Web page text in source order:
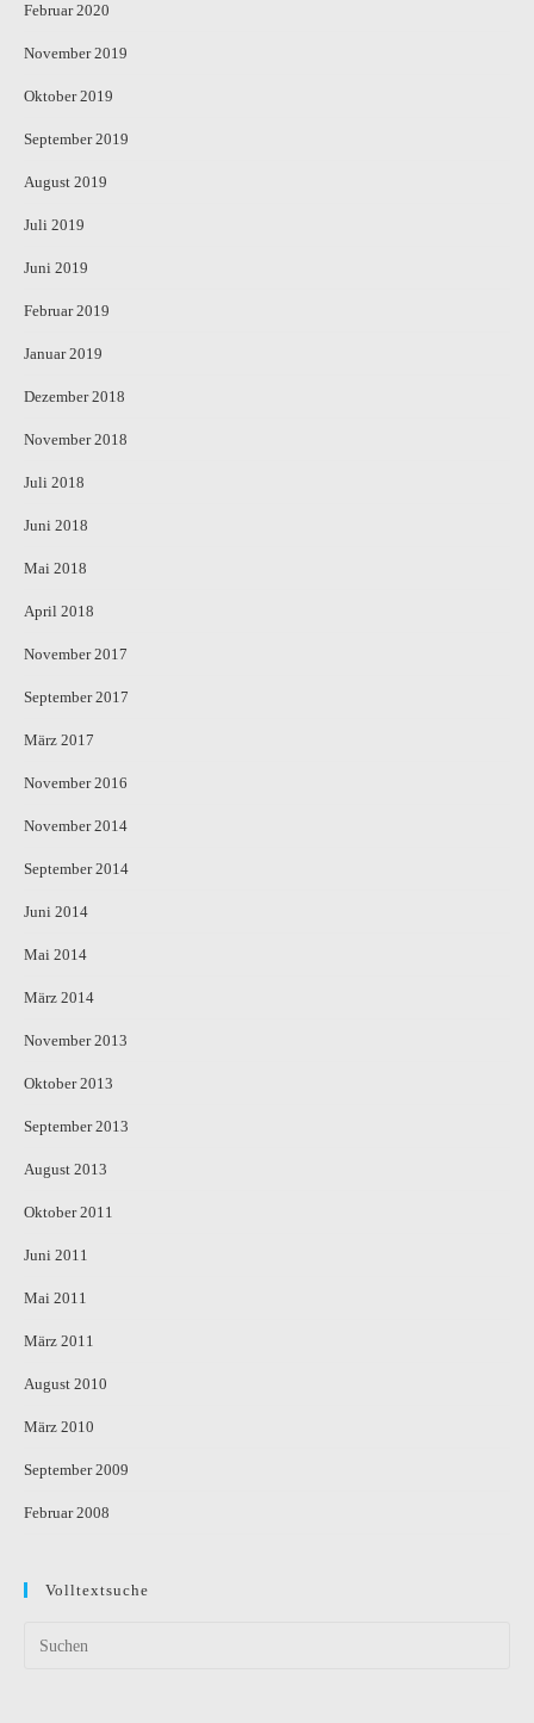
Februar 2020
November 2019
Oktober 2019
September 2019
August 2019
Juli 2019
Juni 2019
Februar 2019
Januar 2019
Dezember 2018
November 2018
Juli 2018
Juni 2018
Mai 2018
April 2018
November 2017
September 2017
März 2017
November 2016
November 2014
September 2014
Juni 2014
Mai 2014
März 2014
November 2013
Oktober 2013
September 2013
August 2013
Oktober 2011
Juni 2011
Mai 2011
März 2011
August 2010
März 2010
September 2009
Februar 2008
Volltextsuche